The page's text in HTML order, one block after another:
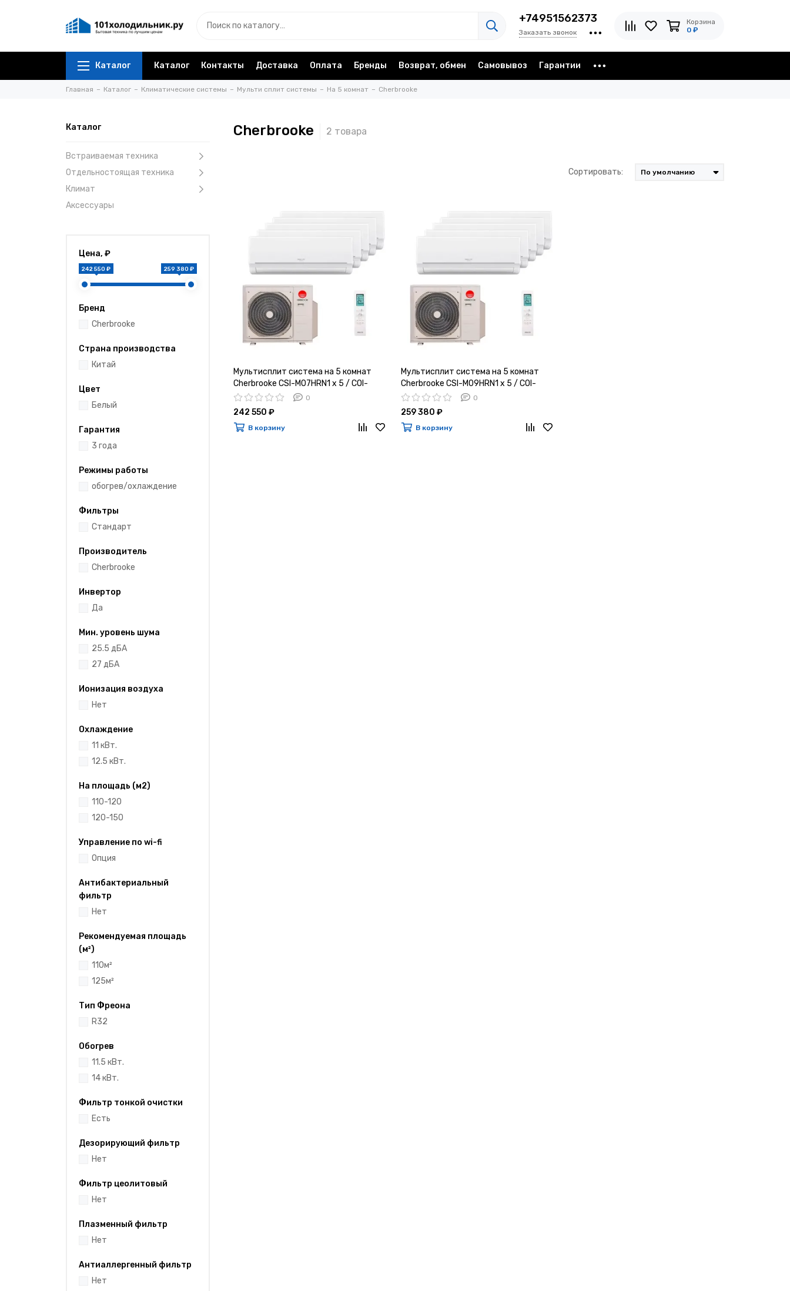
+74951562373
Заказать звонок
Корзина
0 ₽
Каталог Каталог Контакты Доставка Оплата Бренды Возврат, обмен Самовывоз Гарантии
Главная Каталог Климатические системы Мульти сплит системы На 5 комнат Cherbrooke
Каталог
Встраиваемая техника
Отдельностоящая техника
Климат
Аксессуары
Цена, ₽
242 550 ₽ 259 380 ₽
Бренд
Cherbrooke
Страна производства
Китай
Цвет
Белый
Гарантия
3 года
Режимы работы
обогрев/охлаждение
Фильтры
Cтандарт
Производитель
Cherbrooke
Инвертор
Да
Мин. уровень шума
25.5 дБА
27 дБА
Ионизация воздуха
Нет
Охлаждение
11 кВт.
12.5 кВт.
На площадь (м2)
110-120
120-150
Управление по wi-fi
Опция
Антибактериальный
фильтр
Нет
Рекомендуемая площадь
(м²)
110м²
125м²
Тип Фреона
R32
Обогрев
11.5 кВт.
14 кВт.
Фильтр тонкой очистки
Есть
Дезорирующий фильтр
Нет
Фильтр цеолитовый
Нет
Плазменный фильтр
Нет
Антиаллергенный фильтр
Нет
Cherbrooke
Сортировать:
Мультисплит система на 5 комнат
Cherbrooke CSI-M07HRN1 x 5 / COI-
5M42HN1
0
242 550 ₽
В корзину
Мультисплит система на 5 комнат
Cherbrooke CSI-M09HRN1 x 5 / COI-
5M42HN1
0
259 380 ₽
В корзину